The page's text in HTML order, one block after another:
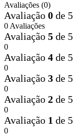
Avaliações (0)
Avaliação 0 de 5
0 Avaliações
Avaliação 5 de 5
0
Avaliação 4 de 5
0
Avaliação 3 de 5
0
Avaliação 2 de 5
0
Avaliação 1 de 5
0